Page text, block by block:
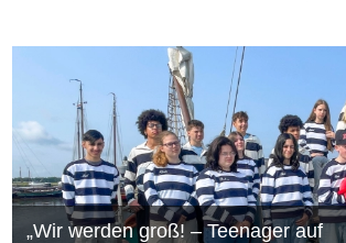
„Wir werden groß! – Teenager auf